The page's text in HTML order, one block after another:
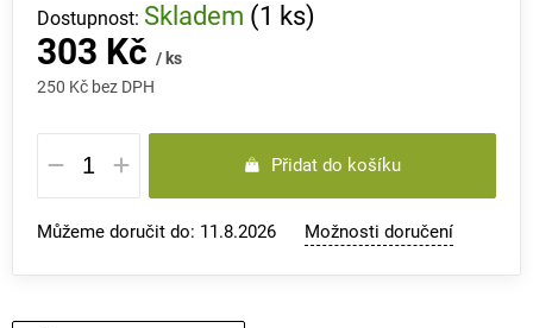
303 Kč / ks
250 Kč bez DPH
Měrná
cena:
Skladem (1 ks)
Přidat do košíku
Můžeme doručit do: 11.8.2026 Možnosti doručení